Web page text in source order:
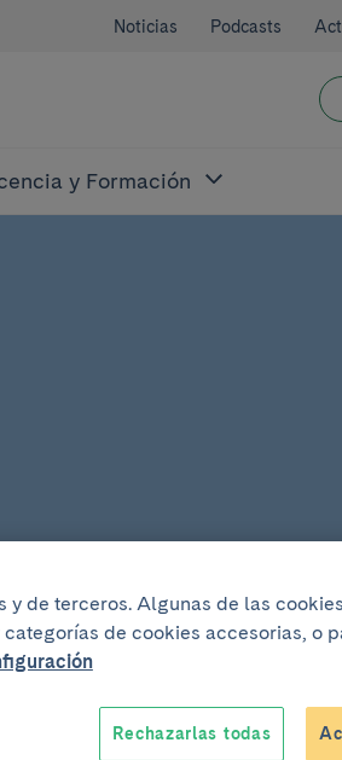
Noticias Podcasts
y Formación
Un
y de terceros. Algunas de las
de cookies accesorias, o
Rechazarlas todas